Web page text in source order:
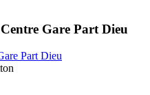
Gare Part Dieu
Part Dieu